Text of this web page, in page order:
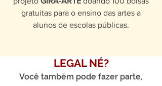
gratuitas para o ensino das artes a
alunos de escolas públicas.
LEGAL NÉ?
Você também pode fazer parte,